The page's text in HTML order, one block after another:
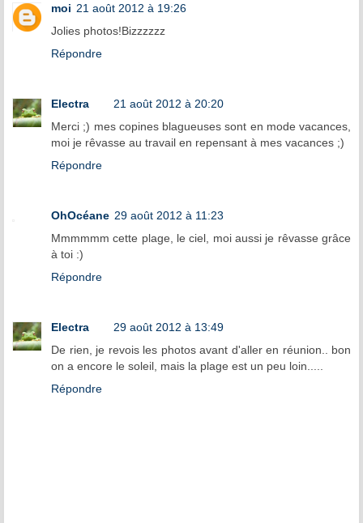
moi 21 août 2012 à 19:26
Jolies photos!Bizzzzzz
Répondre
Electra
21 août 2012 à 20:20
Merci ;) mes copines blagueuses sont en mode vacances,
moi je rêvasse au travail en repensant à mes vacances ;)
Répondre
OhOcéane 29 août 2012 à 11:23
Mmmmmm cette plage, le ciel, moi aussi je rêvasse grâce
à toi :)
Répondre
Electra
29 août 2012 à 13:49
De rien, je revois les photos avant d'aller en réunion.. bon
on a encore le soleil, mais la plage est un peu loin.....
Répondre